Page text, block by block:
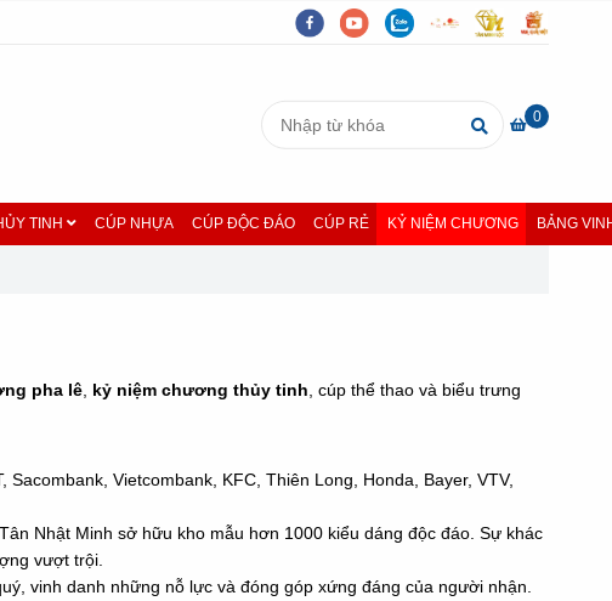
0
TINH CÚP NHỰA CÚP ĐỘC ĐÁO CÚP RẺ KỶ NIỆM CHƯƠNG BẢNG
pha lê kỷ niệm chương thủy tinh , cúp thể thao và biểu trưng
Vietcombank, KFC, Thiên Long, Honda, Bayer, VTV,
Nhật Minh sở hữu kho mẫu hơn 1000 kiểu dáng độc đáo. Sự khác
vượt trội.
vinh danh những nỗ lực và đóng góp xứng đáng của người nhận.